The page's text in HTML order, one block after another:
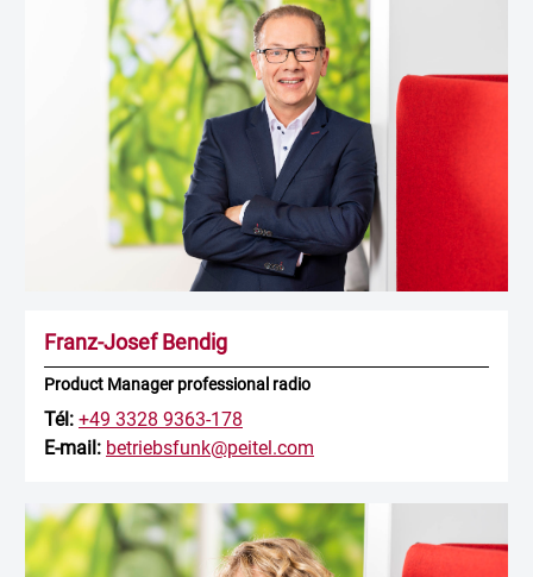
Franz-Josef Bendig
Product Manager professional radio
Tél: +49 3328 9363-178
E-mail: betriebsfunk@peitel.com